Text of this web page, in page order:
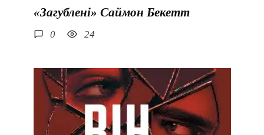
«Загублені» Саймон Бекетт
0 24